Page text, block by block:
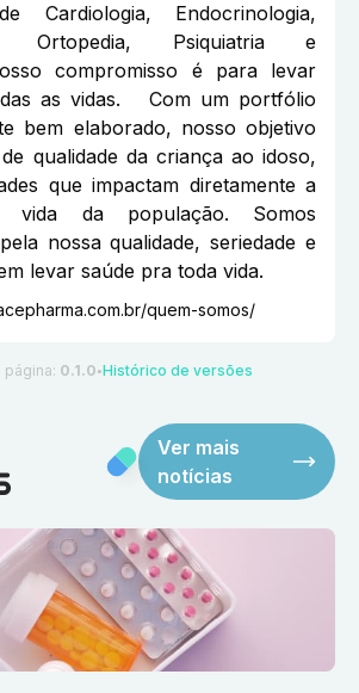
Cardiologia, Endocrinologia,
Ortopedia, Psiquiatria e
compromisso é para levar
as vidas. Com um portfólio
bem elaborado, nosso objetivo
qualidade da criança ao idoso,
que impactam diretamente a
vida da população. Somos
nossa qualidade, seriedade e
levar saúde pra toda vida.
quem-somos/
página: 0.1.0 ●Histórico de versões
Ver mais
notícias